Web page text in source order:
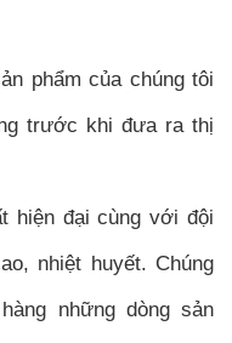
phẩm của chúng tôi
trước khi đưa ra thị
hiện đại cùng với đội
nhiệt huyết. Chúng
những dòng sản